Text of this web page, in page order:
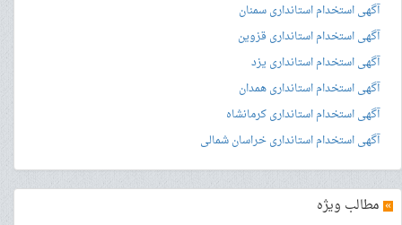
آگهی استخدام استانداری سمنان
آگهی استخدام استانداری قزوین
آگهی استخدام استانداری یزد
آگهی استخدام استانداری همدان
آگهی استخدام استانداری کرمانشاه
آگهی استخدام استانداری خراسان شمالی
» مطالب ویژه